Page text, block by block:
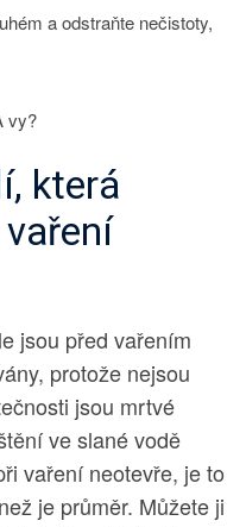
a odstraňte nečistoty,
vy?
která
jsou před vařením
protože nejsou
jsou mrtvé
ve slané vodě
vaření neotevře, je to
je průměr. Můžete ji